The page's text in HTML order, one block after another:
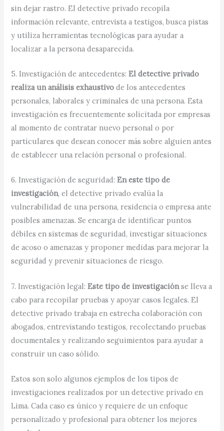
sin dejar rastro. El detective privado recopila
información relevante, entrevista a testigos, busca pistas
y utiliza herramientas tecnológicas para ayudar a
localizar a la persona desaparecida.
5. Investigación de antecedentes:El detective privado
realiza un análisis exhaustivo de los antecedentes
personales, laborales y criminales de una persona. Esta
investigación es frecuentemente solicitada por empresas
al momento de contratar nuevo personal o por
particulares que desean conocer más sobre alguien antes
de establecer una relación personal o profesional.
6. Investigación de seguridad:En este tipo de
investigación, el detective privado evalúa la
vulnerabilidad de una persona, residencia o empresa ante
posibles amenazas. Se encarga de identificar puntos
débiles en sistemas de seguridad, investigar situaciones
de acoso o amenazas y proponer medidas para mejorar la
seguridad y prevenir situaciones de riesgo.
7. Investigación legal:Este tipo de investigación se lleva a
cabo para recopilar pruebas y apoyar casos legales. El
detective privado trabaja en estrecha colaboración con
abogados, entrevistando testigos, recolectando pruebas
documentales y realizando seguimientos para ayudar a
construir un caso sólido.
Estos son solo algunos ejemplos de los tipos de
investigaciones realizados por un detective privado en
Lima. Cada caso es único y requiere de un enfoque
personalizado y profesional para obtener los mejores